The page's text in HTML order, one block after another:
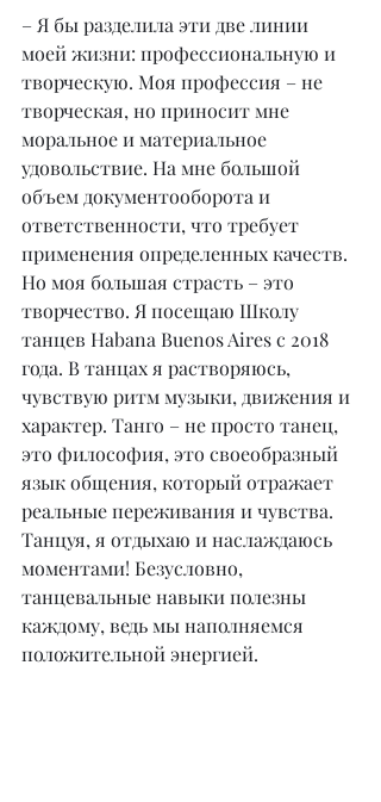
– Я бы разделила эти две линии
моей жизни: профессиональную и
творческую. Моя профессия – не
творческая, но приносит мне
моральное и материальное
удовольствие. На мне большой
объем документооборота и
ответственности, что требует
применения определенных качеств.
Но моя большая страсть – это
творчество. Я посещаю Школу
танцев Habana Buenos Aires с 2018
года. В танцах я растворяюсь,
чувствую ритм музыки, движения и
характер. Танго – не просто танец,
это философия, это своеобразный
язык общения, который отражает
реальные переживания и чувства.
Танцуя, я отдыхаю и наслаждаюсь
моментами! Безусловно,
танцевальные навыки полезны
каждому, ведь мы наполняемся
положительной энергией.